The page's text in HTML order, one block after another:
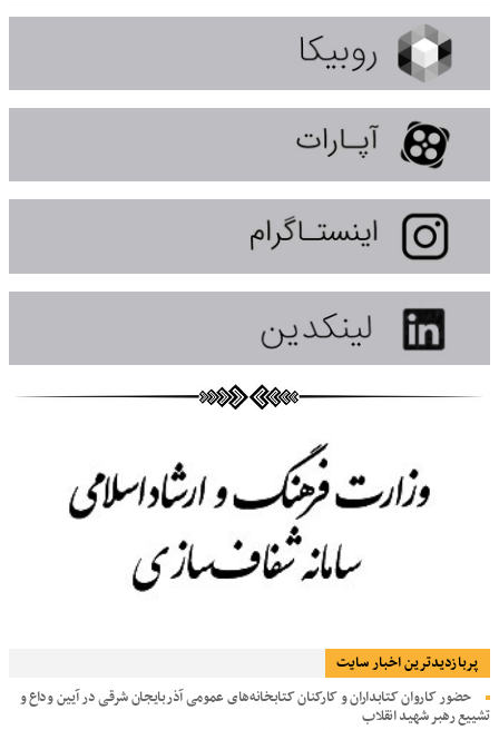
پربازديدترين اخبار سایت
حضور کاروان کتابداران و کارکنان کتابخانه‌های عمومی آذربایجان شرقی در آیین وداع و
تشییع رهبر شهید انقلاب